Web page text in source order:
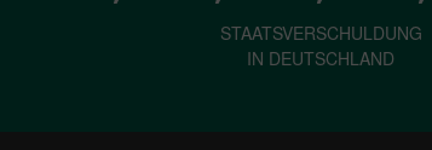
STAATSVERSCHULDUNG
IN DEUTSCHLAND